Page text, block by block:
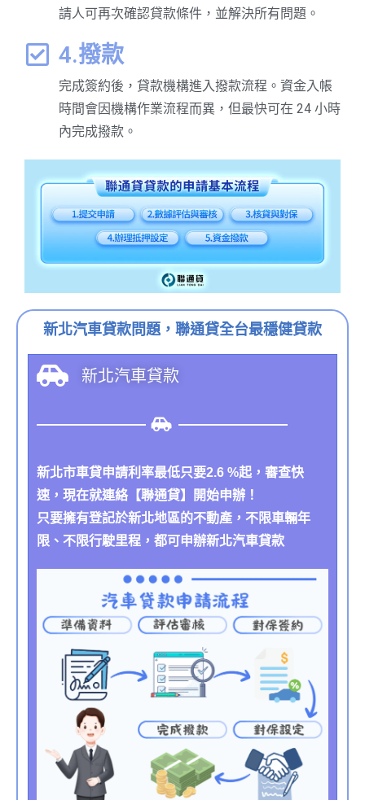
請人可再次確認貸款條件，並解決所有問題。
4.撥款
完成簽約後，貸款機構進入撥款流程。資金入帳
時間會因機構作業流程而異，但最快可在 24 小時
內完成撥款。
新北汽車貸款問題，聯通貸全台最穩健貸款
新北汽車貸款
新北市車貸申請利率最低只要2.6 %起，審查快
速，現在就連絡【聯通貸】開始申辦！
只要擁有登記於新北地區的不動產，不限車輛年
限、不限行駛里程，都可申辦新北汽車貸款